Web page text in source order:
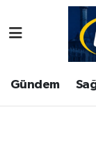
Gündem
ASAYİS
ÇEVRE
Şanlıurfa